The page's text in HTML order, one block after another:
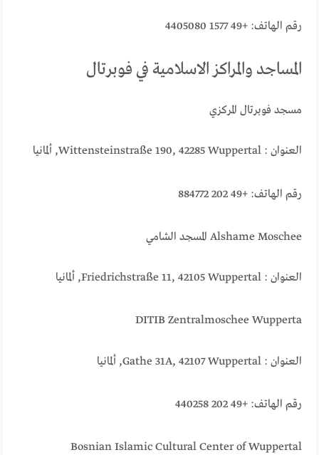
رقم الهاتف: +49 1577 4405080
المساجد والمراكز الاسلامية في فوبرتال
مسجد فوبرتال المركزي
العنوان : Wittensteinstraße 190, 42285 Wuppertal, ألمانيا
رقم الهاتف: +49 202 884772
Alshame Moschee المسجد الشامي
العنوان : Friedrichstraße 11, 42105 Wuppertal, ألمانيا
DITIB Zentralmoschee Wupperta
العنوان : Gathe 31A, 42107 Wuppertal, ألمانيا
رقم الهاتف: +49 202 440258
Bosnian Islamic Cultural Center of Wuppertal